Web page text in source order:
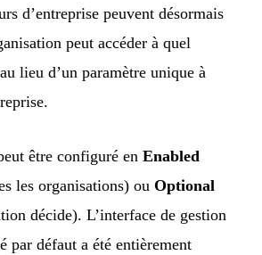
d’entreprise peuvent désormais
peut accéder à quel
lieu d’un paramètre unique à
être configuré en Enabled
les organisations) ou Optional
décide). L’interface de gestion
par défaut a été entièrement